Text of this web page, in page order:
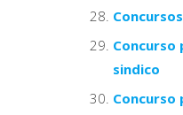
sindico